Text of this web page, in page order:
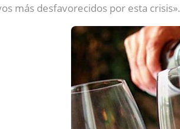
más desfavorecidos por esta crisis».